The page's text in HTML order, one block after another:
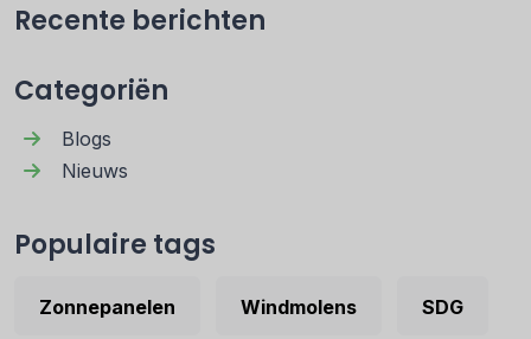
Recente berichten
Categoriën
Blogs
Nieuws
Populaire tags
Zonnepanelen Windmolens SDG